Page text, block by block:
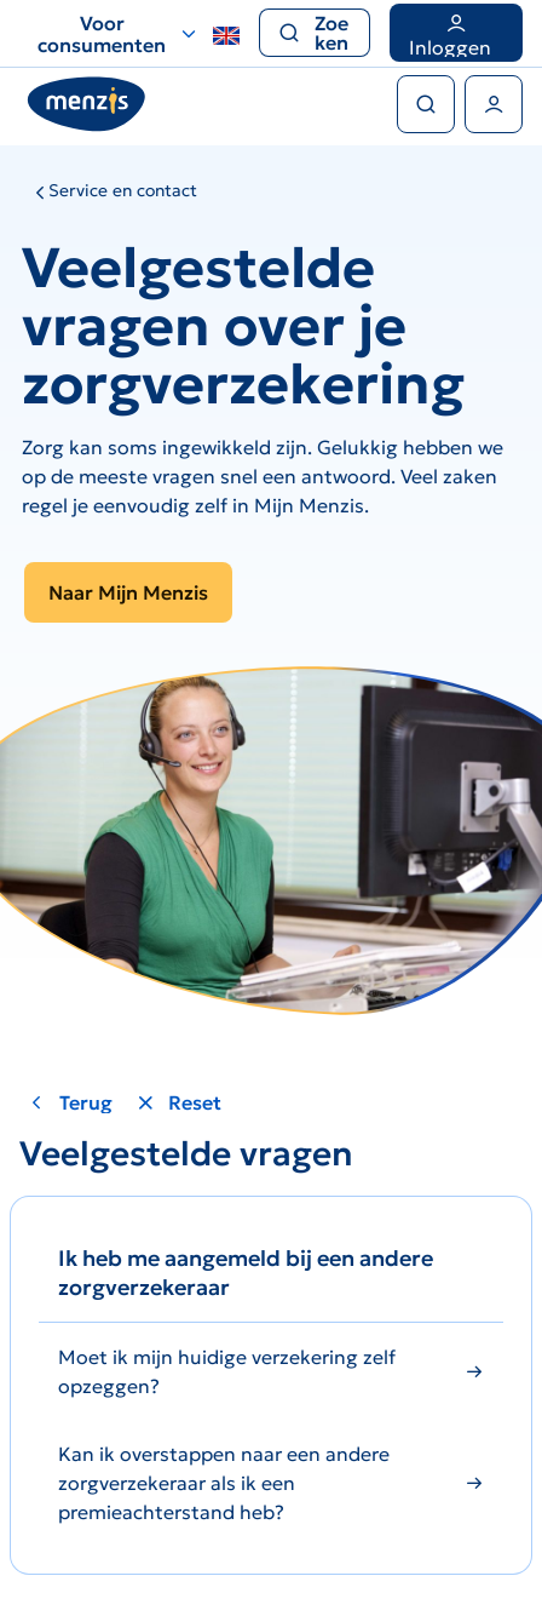
voor
snelle
navigatie
Voor
consumenten
Zoe
ken
Inloggen
Service en contact
Veelgestelde
vragen over je
zorgverzekering
Zorg kan soms ingewikkeld zijn. Gelukkig hebben we
op de meeste vragen snel een antwoord. Veel zaken
regel je eenvoudig zelf in Mijn Menzis.
Naar Mijn Menzis
Terug Reset
Veelgestelde vragen
Ik heb me aangemeld bij een andere
zorgverzekeraar
Moet ik mijn huidige verzekering zelf
opzeggen?
Kan ik overstappen naar een andere
zorgverzekeraar als ik een
premieachterstand heb?